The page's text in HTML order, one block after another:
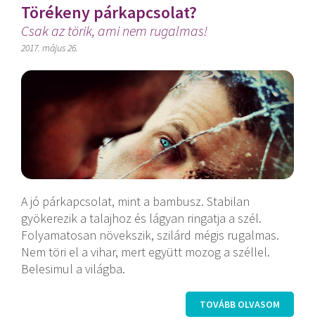
Törékeny párkapcsolat?
Csak az törik, ami nem rugalmas!
2017. május 26.
A jó párkapcsolat, mint a bambusz. Stabilan
gyökerezik a talajhoz és lágyan ringatja a szél.
Folyamatosan növekszik, szilárd mégis rugalmas.
Nem töri el a vihar, mert együtt mozog a széllel.
Belesimul a világba.
TOVÁBB OLVASOM